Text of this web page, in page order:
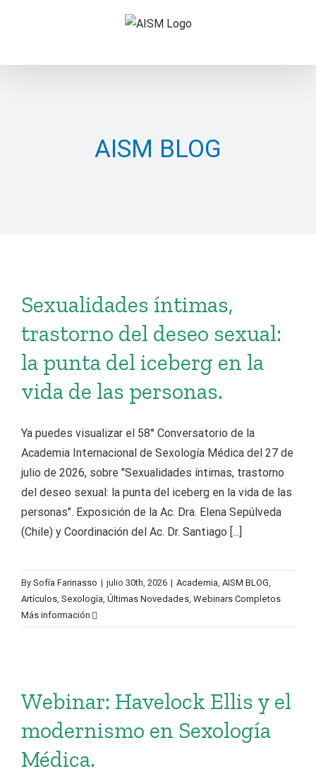
AISM BLOG
Sexualidades íntimas,
trastorno del deseo sexual:
la punta del iceberg en la
vida de las personas.
Ya puedes visualizar el 58° Conversatorio de la
Academia Internacional de Sexología Médica del 27 de
julio de 2026, sobre "Sexualidades íntimas, trastorno
del deseo sexual: la punta del iceberg en la vida de las
personas". Exposición de la Ac. Dra. Elena Sepúlveda
(Chile) y Coordinación del Ac. Dr. Santiago [...]
By Sofía Farinasso | julio 30th, 2026 | Academia, AISM BLOG,
Artículos, Sexología, Últimas Novedades, Webinars Completos
Más información
Webinar: Havelock Ellis y el
modernismo en Sexología
Médica.